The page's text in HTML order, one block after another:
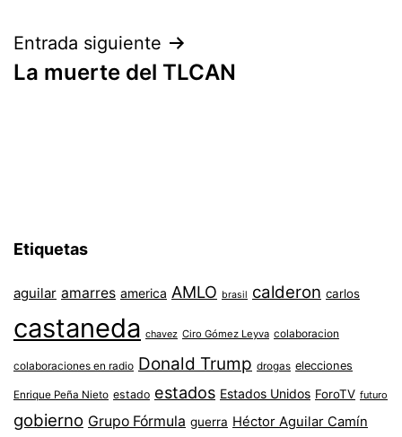
Entrada siguiente
La muerte del TLCAN
Etiquetas
aguilar amarres america AMLO brasil calderon carlos
castaneda chavez Ciro Gómez Leyva colaboracion
colaboraciones en radio Donald Trump drogas elecciones
Enrique Peña Nieto estado estados Estados Unidos ForoTV futuro
gobierno Grupo Fórmula guerra Héctor Aguilar Camín